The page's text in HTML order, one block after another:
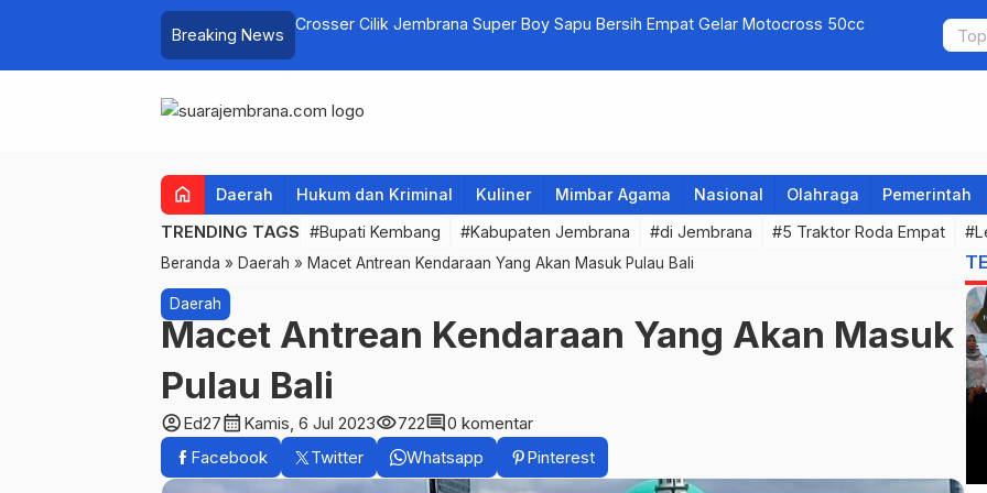
Breaking News
Crosser Cilik Jembrana Super Boy Sapu Bersih Empat Gelar Motocross 50cc Jembrana
home Daerah Hukum dan Kriminal Kuliner Mimbar Agama Nasional Olahraga Pemerintah
TRENDING TAGS #Bupati Kembang #Kabupaten Jembrana #di Jembrana #5 Traktor Roda Empat
Beranda » Daerah » Macet Antrean Kendaraan Yang Akan Masuk Pulau Bali
Daerah
Macet Antrean Kendaraan Yang Akan Masuk
Pulau Bali
account_circleEd27calendar_month Kamis, 6 Jul 2023visibility722comment0 komentar
Facebook
Twitter Whatsapp Pinterest